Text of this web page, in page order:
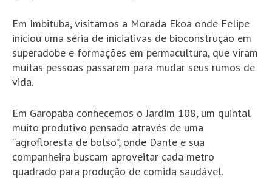
Em Imbituba, visitamos a Morada Ekoa onde Felipe
iniciou uma séria de iniciativas de bioconstrução em
superadobe e formações em permacultura, que viram
muitas pessoas passarem para mudar seus rumos de
vida.
Em Garopaba conhecemos o Jardim 108, um quintal
muito produtivo pensado através de uma
“agrofloresta de bolso”, onde Dante e sua
companheira buscam aproveitar cada metro
quadrado para produção de comida saudável.